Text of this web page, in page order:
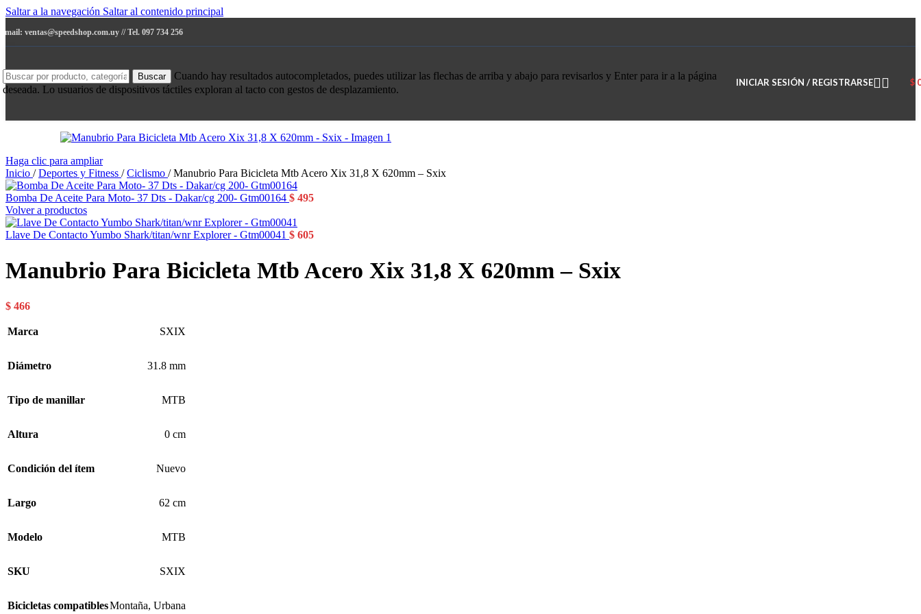
Saltar a la navegación Saltar al contenido principal
mail: ventas@speedshop.com.uy // Tel. 097 734 256
Buscar
Cuando hay resultados autocompletados, puedes utilizar las flechas de arriba y abajo para revisarlos y Enter para ir a la página
deseada. Lo usuarios de dispositivos táctiles exploran al tacto con gestos de desplazamiento.
INICIAR SESIÓN / REGISTRARSE $
Haga clic para ampliar
Inicio / Deportes y Fitness / Ciclismo / Manubrio Para Bicicleta Mtb Acero Xix 31,8 X 620mm – Sxix
Bomba De Aceite Para Moto- 37 Dts - Dakar/cg 200- Gtm00164 $ 495
Volver a productos
Llave De Contacto Yumbo Shark/titan/wnr Explorer - Gtm00041 $ 605
Manubrio Para Bicicleta Mtb Acero Xix 31,8 X 620mm – Sxix
$ 466
Marca SXIX
Diámetro 31.8 mm
Tipo de manillar MTB
Altura 0 cm
Condición del ítem Nuevo
Largo 62 cm
Modelo MTB
SKU SXIX
Bicicletas compatiblesMontaña, Urbana